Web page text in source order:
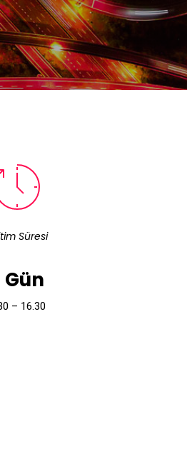
Süresi
Gün
– 16.30